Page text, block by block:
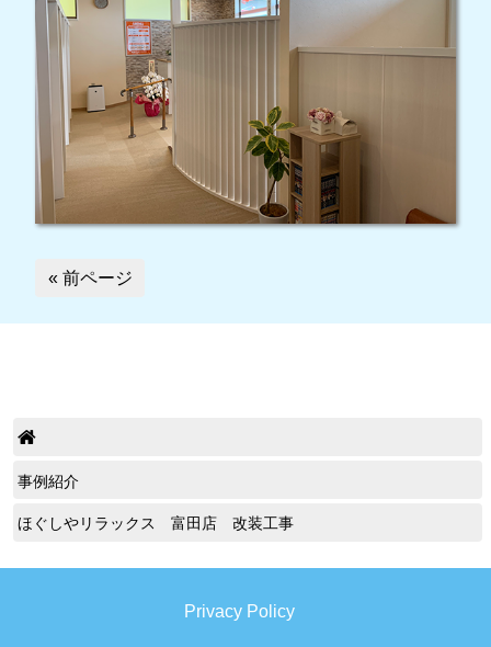
« 前ページ
事例紹介
ほぐしやリラックス 富田店 改装工事
Privacy Policy